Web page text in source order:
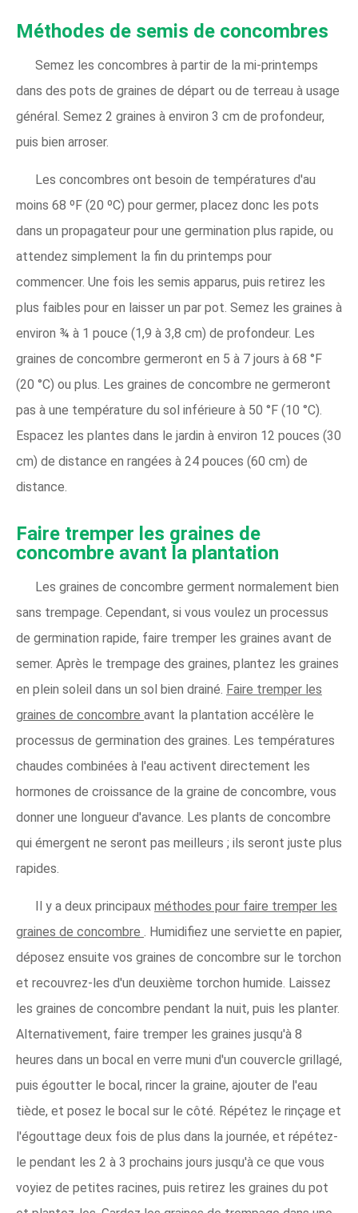
Méthodes de semis de concombres
Semez les concombres à partir de la mi-printemps
dans des pots de graines de départ ou de terreau à usage
général. Semez 2 graines à environ 3 cm de profondeur,
puis bien arroser.
Les concombres ont besoin de températures d'au
moins 68 ºF (20 ºC) pour germer, placez donc les pots
dans un propagateur pour une germination plus rapide, ou
attendez simplement la fin du printemps pour
commencer. Une fois les semis apparus, puis retirez les
plus faibles pour en laisser un par pot. Semez les graines à
environ ¾ à 1 pouce (1,9 à 3,8 cm) de profondeur. Les
graines de concombre germeront en 5 à 7 jours à 68 °F
(20 °C) ou plus. Les graines de concombre ne germeront
pas à une température du sol inférieure à 50 °F (10 °C).
Espacez les plantes dans le jardin à environ 12 pouces (30
cm) de distance en rangées à 24 pouces (60 cm) de
distance.
Faire tremper les graines de
concombre avant la plantation
Les graines de concombre germent normalement bien
sans trempage. Cependant, si vous voulez un processus
de germination rapide, faire tremper les graines avant de
semer. Après le trempage des graines, plantez les graines
en plein soleil dans un sol bien drainé. Faire tremper les
graines de concombre avant la plantation accélère le
processus de germination des graines. Les températures
chaudes combinées à l'eau activent directement les
hormones de croissance de la graine de concombre, vous
donner une longueur d'avance. Les plants de concombre
qui émergent ne seront pas meilleurs ; ils seront juste plus
rapides.
Il y a deux principaux méthodes pour faire tremper les
graines de concombre
. Humidifiez une serviette en papier,
déposez ensuite vos graines de concombre sur le torchon
et recouvrez-les d'un deuxième torchon humide. Laissez
les graines de concombre pendant la nuit, puis les planter.
Alternativement, faire tremper les graines jusqu'à 8
heures dans un bocal en verre muni d'un couvercle grillagé,
puis égoutter le bocal, rincer la graine, ajouter de l'eau
tiède, et posez le bocal sur le côté. Répétez le rinçage et
l'égouttage deux fois de plus dans la journée, et répétez-
le pendant les 2 à 3 prochains jours jusqu'à ce que vous
voyiez de petites racines, puis retirez les graines du pot